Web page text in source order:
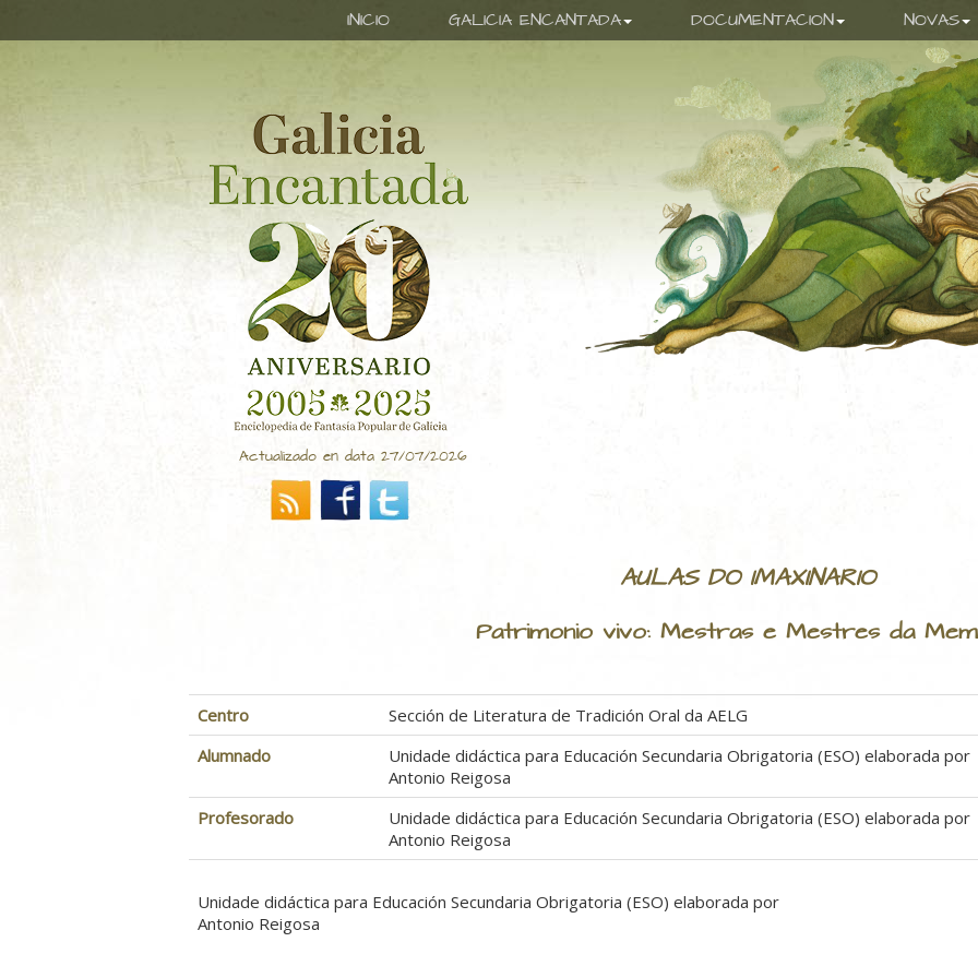
INICIO GALICIA ENCANTADA DOCUMENTACION NOVAS
Actualizado en data 27/07/2026
AULAS DO IMAXINARIO
Patrimonio vivo: Mestras e Mestres da
Centro
Sección de Literatura de Tradición Oral da AELG
Alumnado
Unidade didáctica para Educación Secundaria Obrigatoria (ESO) elaborada por
Antonio Reigosa
Profesorado
Unidade didáctica para Educación Secundaria Obrigatoria (ESO) elaborada por
Antonio Reigosa
Unidade didáctica para Educación Secundaria Obrigatoria (ESO) elaborada por
Antonio Reigosa